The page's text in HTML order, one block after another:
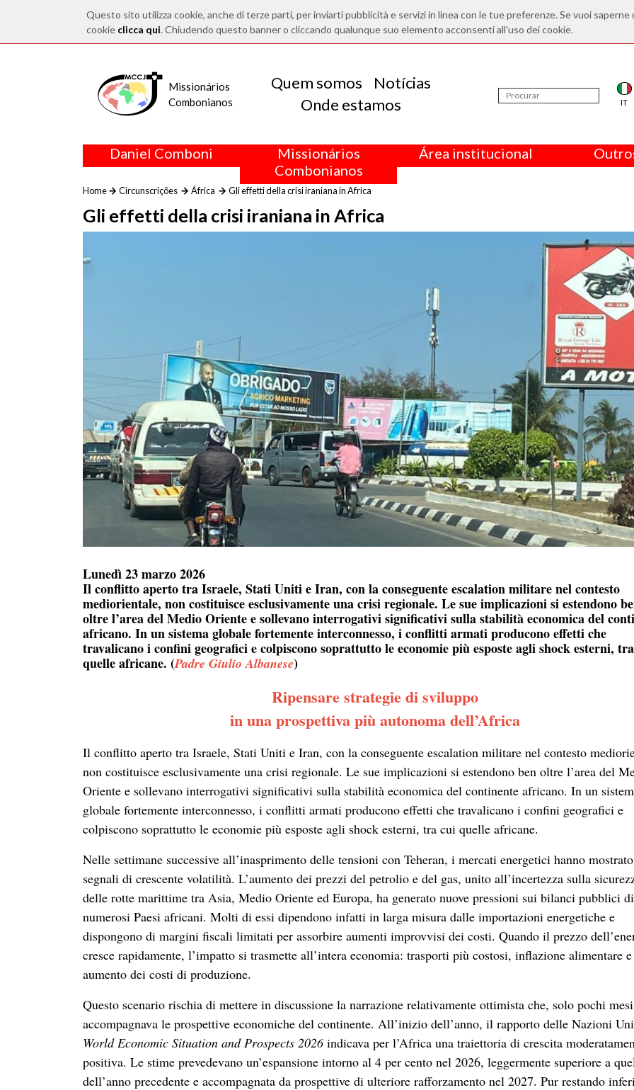
Questo sito utilizza cookie, anche di terze parti, per inviarti pubblicità e servizi in linea con le tue preferenze. Se vuoi
cookie clicca qui. Chiudendo questo banner o cliccando qualunque suo elemento acconsenti all'uso dei cookie.
Missionários
Combonianos
Quem somos
Notícias
Onde estamos
IT
Daniel Comboni
Missionários
Combonianos
Área institucional
Home Circunscrições África Gli effetti della crisi iraniana in Africa
Gli effetti della crisi iraniana in Africa
Lunedì 23 marzo 2026
Il conflitto aperto tra Israele, Stati Uniti e Iran, con la conseguente escalation militare nel contesto
mediorientale, non costituisce esclusivamente una crisi regionale. Le sue implicazioni si estendono
oltre l’area del Medio Oriente e sollevano interrogativi significativi sulla stabilità economica del
africano. In un sistema globale fortemente interconnesso, i conflitti armati producono effetti che
travalicano i confini geografici e colpiscono soprattutto le economie più esposte agli shock esterni,
quelle africane. (Padre Giulio Albanese)
Ripensare strategie di sviluppo
in una prospettiva più autonoma dell’Africa
Il conflitto aperto tra Israele, Stati Uniti e Iran, con la conseguente escalation militare nel contesto
non costituisce esclusivamente una crisi regionale. Le sue implicazioni si estendono ben oltre l’area del
Oriente e sollevano interrogativi significativi sulla stabilità economica del continente africano. In un
globale fortemente interconnesso, i conflitti armati producono effetti che travalicano i confini geografici e
colpiscono soprattutto le economie più esposte agli shock esterni, tra cui quelle africane.
Nelle settimane successive all’inasprimento delle tensioni con Teheran, i mercati energetici hanno mostrato
segnali di crescente volatilità. L’aumento dei prezzi del petrolio e del gas, unito all’incertezza sulla
delle rotte marittime tra Asia, Medio Oriente ed Europa, ha generato nuove pressioni sui bilanci pubblici di
numerosi Paesi africani. Molti di essi dipendono infatti in larga misura dalle importazioni energetiche e
dispongono di margini fiscali limitati per assorbire aumenti improvvisi dei costi. Quando il prezzo
cresce rapidamente, l’impatto si trasmette all’intera economia: trasporti più costosi, inflazione alimentare e
aumento dei costi di produzione.
Questo scenario rischia di mettere in discussione la narrazione relativamente ottimista che, solo pochi
accompagnava le prospettive economiche del continente. All’inizio dell’anno, il rapporto delle Nazioni
World Economic Situation and Prospects 2026indicava per l’Africa una traiettoria di crescita
positiva. Le stime prevedevano un’espansione intorno al 4 per cento nel 2026, leggermente superiore a
dell’anno precedente e accompagnata da prospettive di ulteriore rafforzamento nel 2027. Pur restando